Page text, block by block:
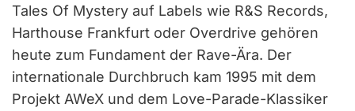
Tales Of Mystery auf Labels wie R&S Records,
Harthouse Frankfurt oder Overdrive gehören
heute zum Fundament der Rave-Ära. Der
internationale Durchbruch kam 1995 mit dem
Projekt AWeX und dem Love-Parade-Klassiker